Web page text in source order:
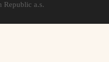
Republic a.s.